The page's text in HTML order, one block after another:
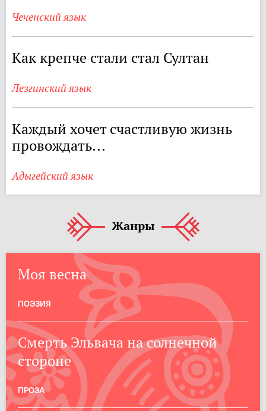
Чеченский язык
Как крепче стали стал Султан
Лезгинский язык
Каждый хочет счастливую жизнь
провождать...
Адыгейский язык
Жанры
Моя весна
ПОЭЗИЯ
Смерть Эльвача на солнечной
стороне
ПРОЗА